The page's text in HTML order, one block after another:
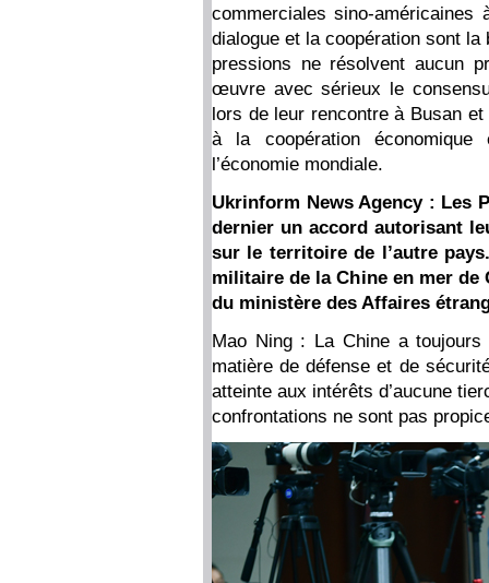
commerciales sino-américaines
dialogue et la coopération sont
pressions ne résolvent aucun
œuvre avec sérieux le
lors de leur rencontre à Busan
à la coopération économique
l’économie mondiale.
Ukrinform News Agency : Les
dernier un accord autorisant
sur le territoire de l’autre
militaire de la Chine en mer
du ministère des Affaires
Mao Ning : La Chine a
matière de défense et de
atteinte aux intérêts d’aucune
confrontations ne sont pas